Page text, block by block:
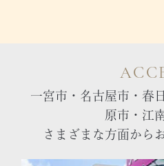
一宮市・名古屋市・春
原市・江
さまざまな方面から